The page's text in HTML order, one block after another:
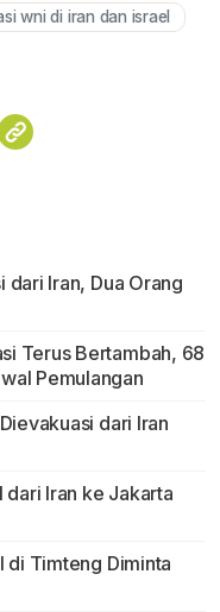
wni di iran dan israel
dari Iran, Dua Orang
Terus Bertambah, 68
Pemulangan
dari Iran
dari Iran ke Jakarta
di Timteng Diminta